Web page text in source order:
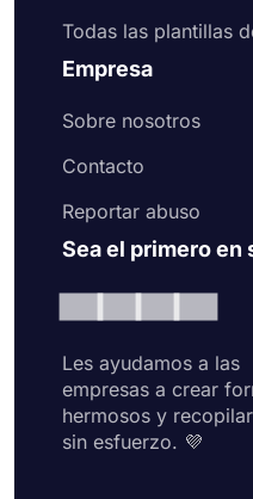
Todas las plantillas
Empresa
Sobre nosotros
Contacto
Reportar abuso
Sea el primero en
Les ayudamos a las
empresas a crear
hermosos y
sin esfuerzo. 💜